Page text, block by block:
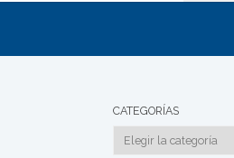
CATEGORÍAS
Categorías